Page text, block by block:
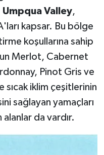
Umpqua Valley,
kapsar. Bu bölge
koşullarına sahip
Merlot, Cabernet
Pinot Gris ve
sıcak iklim çeşitlerinin
sağlayan yamaçları
da vardır.